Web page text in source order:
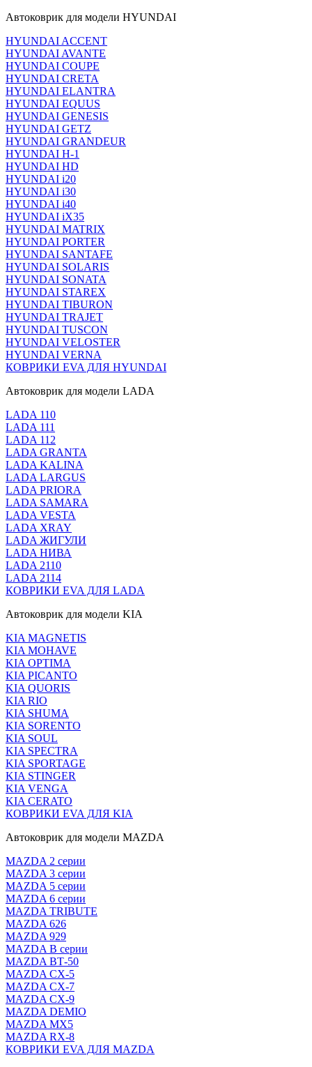
Автоковрик для модели HYUNDAI
HYUNDAI ACCENT
HYUNDAI AVANTE
HYUNDAI COUPE
HYUNDAI CRETA
HYUNDAI ELANTRA
HYUNDAI EQUUS
HYUNDAI GENESIS
HYUNDAI GETZ
HYUNDAI GRANDEUR
HYUNDAI H-1
HYUNDAI HD
HYUNDAI i20
HYUNDAI i30
HYUNDAI i40
HYUNDAI iX35
HYUNDAI MATRIX
HYUNDAI PORTER
HYUNDAI SANTAFE
HYUNDAI SOLARIS
HYUNDAI SONATA
HYUNDAI STAREX
HYUNDAI TIBURON
HYUNDAI TRAJET
HYUNDAI TUSCON
HYUNDAI VELOSTER
HYUNDAI VERNA
КОВРИКИ EVA ДЛЯ HYUNDAI
Автоковрик для модели LADA
LADA 110
LADA 111
LADA 112
LADA GRANTA
LADA KALINA
LADA LARGUS
LADA PRIORA
LADA SAMARA
LADA VESTA
LADA XRAY
LADA ЖИГУЛИ
LADA НИВА
LADA 2110
LADA 2114
КОВРИКИ EVA ДЛЯ LADA
Автоковрик для модели KIA
KIA MAGNETIS
KIA MOHAVE
KIA OPTIMA
KIA PICANTO
KIA QUORIS
KIA RIO
KIA SHUMA
KIA SORENTO
KIA SOUL
KIA SPECTRA
KIA SPORTAGE
KIA STINGER
KIA VENGA
KIA CERATO
КОВРИКИ EVA ДЛЯ KIA
Автоковрик для модели MAZDA
MAZDA 2 серии
MAZDA 3 серии
MAZDA 5 серии
MAZDA 6 серии
MAZDA TRIBUTE
MAZDA 626
MAZDA 929
MAZDA В серии
MAZDA ВТ-50
MAZDA CX-5
MAZDA CX-7
MAZDA CX-9
MAZDA DEMIO
MAZDA MX5
MAZDA RX-8
КОВРИКИ EVA ДЛЯ MAZDA